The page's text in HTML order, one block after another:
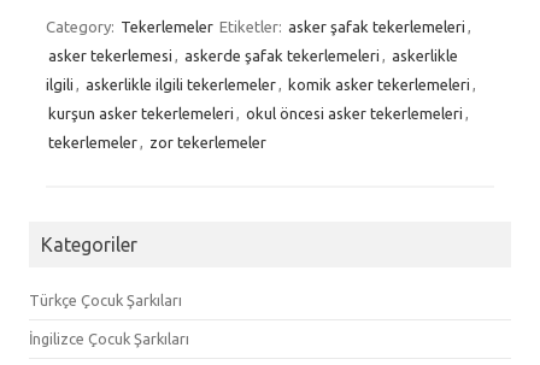
Category: Tekerlemeler Etiketler: asker şafak tekerlemeleri
asker tekerlemesi
askerde şafak tekerlemeleri
askerlikle
ilgili
askerlikle ilgili tekerlemeler komik asker tekerlemeleri
kurşun asker tekerlemeleri
okul öncesi asker tekerlemeleri
tekerlemeler
zor tekerlemeler
Kategoriler
Türkçe Çocuk Şarkıları
İngilizce Çocuk Şarkıları